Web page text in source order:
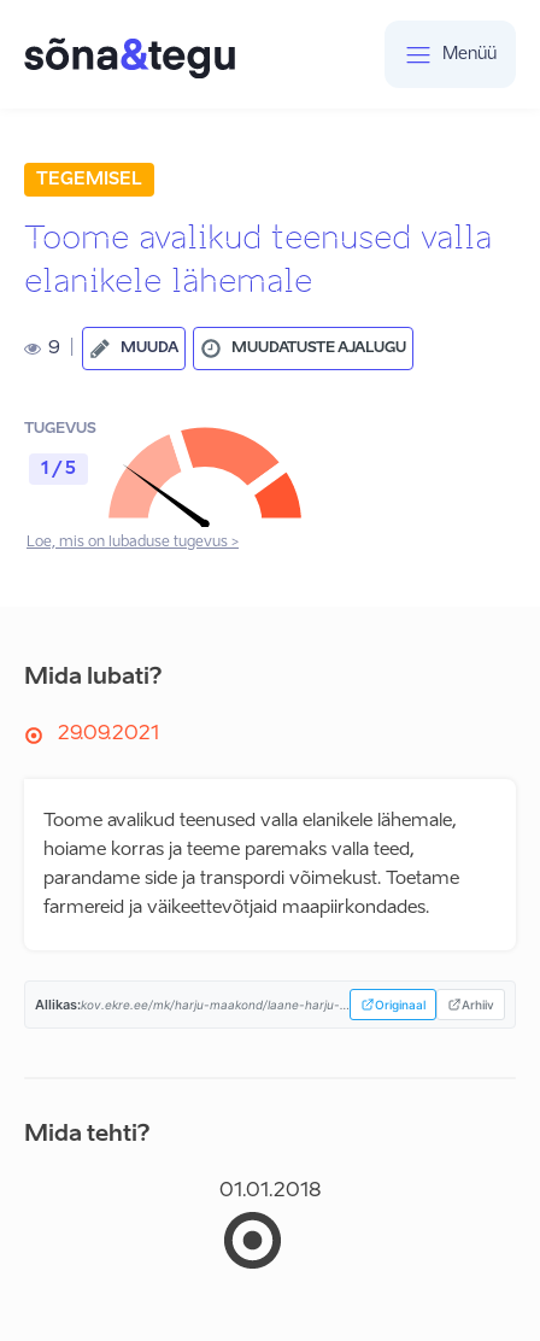
Menüü
TEGEMISEL
Toome avalikud teenused valla
elanikele lähemale
9 MUUDA MUUDATUSTE AJALUGU
TUGEVUS
1 / 5
Loe, mis on lubaduse tugevus >
Mida lubati?
29.09.2021
Toome avalikud teenused valla elanikele lähemale,
hoiame korras ja teeme paremaks valla teed,
parandame side ja transpordi võimekust. Toetame
farmereid ja väikeettevõtjaid maapiirkondades.
Allikas: Originaal Arhiiv
Mida tehti?
01.01.2018